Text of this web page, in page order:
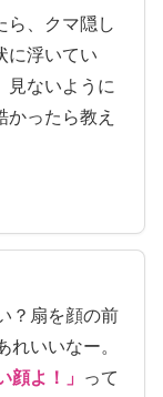
ら、クマ隠し
に浮いてい
見ないように
かったら教え
？扇を顔の前
れいいなー。
顔よ！」
って